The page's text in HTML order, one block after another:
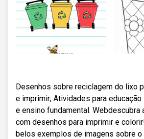
Desenhos sobre reciclagem do lixo
e imprimir; Atividades para
e ensino fundamental. Webdescubra
com desenhos para imprimir e
belos exemplos de imagens sobre o